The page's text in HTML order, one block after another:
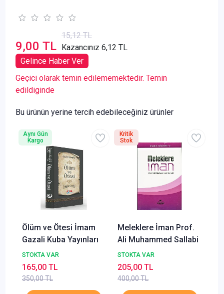
9,00 TL
15,12 TL
Kazancınız 6,12 TL
Gelince Haber Ver
Geçici olarak temin edilememektedir. Temin
edildiginde
Bu ürünün yerine tercih edebileceğiniz ürünler
Ölüm ve Ötesi İmam
Gazali Kuba Yayınları
STOKTA VAR
350,00 TL
165,00 TL
Aynı Gün
Kargo
Meleklere İman Prof.
Ali Muhammed Sallabi
STOKTA VAR
400,00 TL
205,00 TL
Kritik
Stok